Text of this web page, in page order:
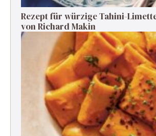
Rezept für würzige Tahini-
von Richard Makin